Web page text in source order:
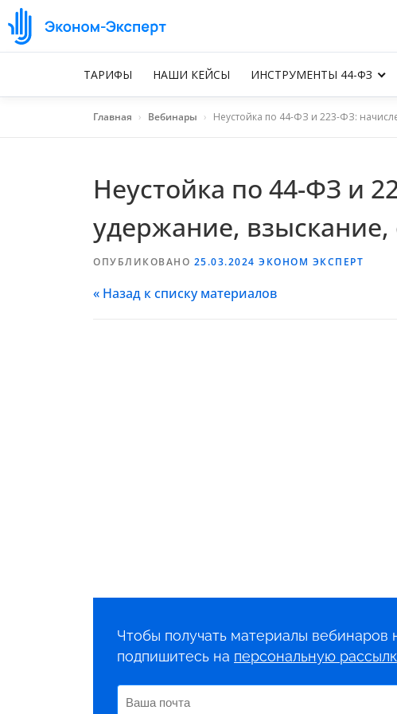
ТАРИФЫ НАШИ КЕЙСЫ ИНСТРУМЕНТЫ 44-ФЗ
Главная › Вебинары › Неустойка по 44-ФЗ и 223-ФЗ:
Неустойка по 44-ФЗ и
удержание, взыскание,
ОПУБЛИКОВАНО 25.03.2024 ЭКОНОМ ЭКСПЕРТ
« Назад к списку материалов
Чтобы получать материалы вебинаров
подпишитесь на персональную